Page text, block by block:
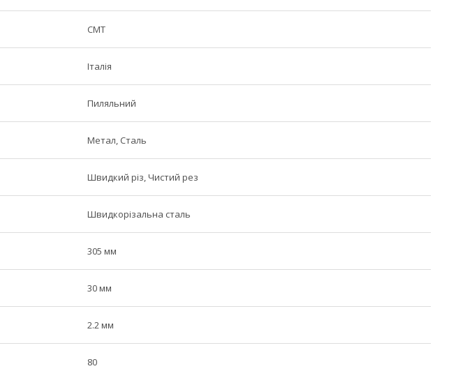
СМТ
Італія
Пиляльний
Метал, Сталь
Швидкий різ, Чистий рез
Швидкорізальна сталь
305 мм
30 мм
2.2 мм
80